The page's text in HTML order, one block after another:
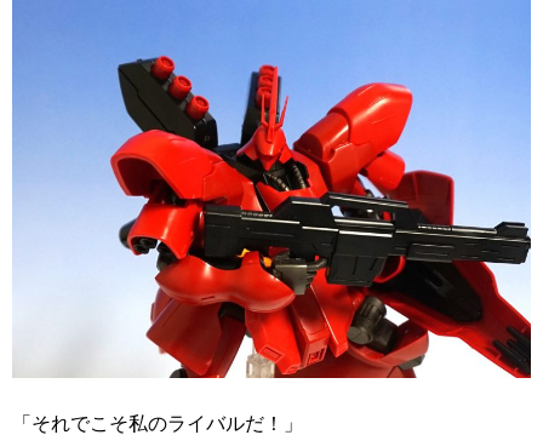
「それでこそ私のライバルだ！」